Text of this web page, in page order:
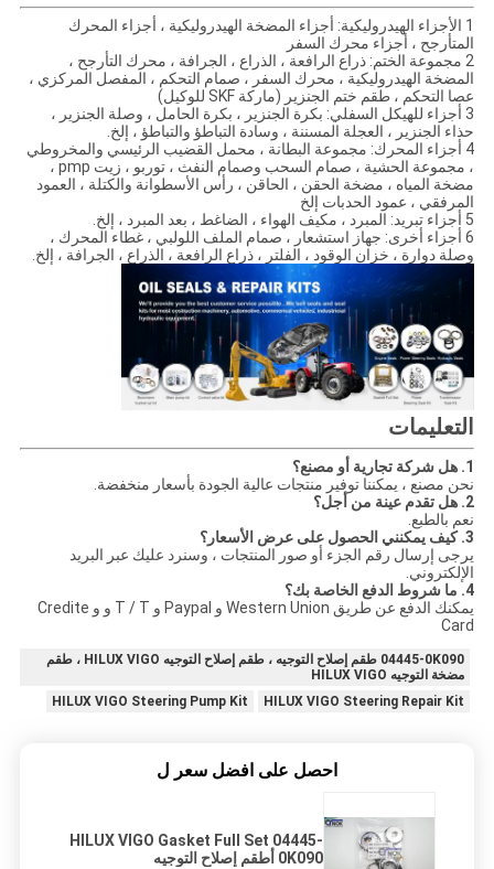
1 الأجزاء الهيدروليكية: أجزاء المضخة الهيدروليكية ، أجزاء المحرك
المتأرجح ، أجزاء محرك السفر
2 مجموعة الختم: ذراع الرافعة ، الذراع ، الجرافة ، محرك التأرجح ،
المضخة الهيدروليكية ، محرك السفر ، صمام التحكم ، المفصل المركزي ،
عصا التحكم ، طقم ختم الجنزير (ماركة SKF للوكيل)
3 أجزاء للهيكل السفلي: بكرة الجنزير ، بكرة الحامل ، وصلة الجنزير ،
حذاء الجنزير ، العجلة المسننة ، وسادة التباطؤ والتباطؤ ، إلخ.
4 أجزاء المحرك: مجموعة البطانة ، محمل القضيب الرئيسي والمخروطي
، مجموعة الحشية ، صمام السحب وصمام النفث ، توربو ، زيت pmp ،
مضخة المياه ، مضخة الحقن ، الحاقن ، رأس الأسطوانة والكتلة ، العمود
المرفقي ، عمود الحدبات إلخ
5 أجزاء تبريد: المبرد ، مكيف الهواء ، الضاغط ، بعد المبرد ، إلخ.
6 أجزاء أخرى: جهاز استشعار ، صمام الملف اللولبي ، غطاء المحرك ،
وصلة دوارة ، خزان الوقود ، الفلتر ، ذراع الرافعة ، الذراع ، الجرافة ، إلخ.
التعليمات
1. هل شركة تجارية أو مصنع؟
نحن مصنع ، يمكننا توفير منتجات عالية الجودة بأسعار منخفضة.
2. هل تقدم عينة من أجل؟
نعم بالطبع.
3. كيف يمكنني الحصول على عرض الأسعار؟
يرجى إرسال رقم الجزء أو صور المنتجات ، وسنرد عليك عبر البريد
الإلكتروني.
4. ما شروط الدفع الخاصة بك؟
يمكنك الدفع عن طريق Western Union و Paypal و T / T و و Credite
Card
04445-0K090 طقم إصلاح التوجيه ، طقم إصلاح التوجيه HILUX VIGO ، طقم
مضخة التوجيه HILUX VIGO
HILUX VIGO Steering Repair Kit
HILUX VIGO Steering Pump Kit
احصل على افضل سعر ل
HILUX VIGO Gasket Full Set 04445-
0K090 أطقم إصلاح التوجيه